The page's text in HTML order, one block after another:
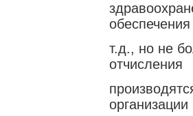
т.д., но не
отчисления
организации